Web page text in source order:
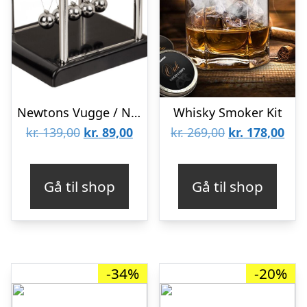
Newtons Vugge / Newtons Cradle
kr.139,00 Den
var:
kr. 139,00.
kr. 89,00Den
kr. 89,00.
Gå til shop
Whisky Smoker Kit
kr.269,00 Den
var:
kr. 269,00.
kr. 178,00Den
kr.
Gå til shop
-34% -20%